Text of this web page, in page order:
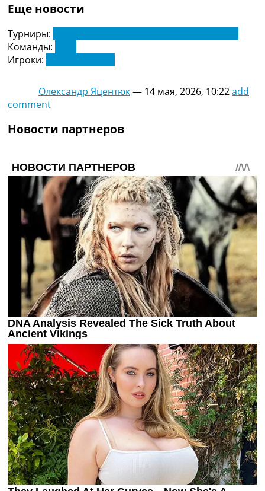
Видео
Трансферы
Новости футбола Украины
Последние комментарии
Конкурс прогнозов
Рейтинги
Турниры
Украина. Первая Лига
Лига Чемпионов
Англия. Премьер Лига
Испания. Ла Лига
Другие Турниры >>>
Таблицы
Таблицы групп Чемпионата Мира
Украина. Премьер-Лига
Украина. Первая Лига
Лига Чемпионов. Таблицы групп
Англия. Премьер-Лига
Испания. Ла Лига
Все таблицы >>>
Рейтинги
Рейтинг стран УЕФА
Рейтинг клубов УЕФА
Рейтинг ФИФА
ТВ программа
Еще новости
Турниры:
Команды:
Игроки:
Олександр Яцентюк— 14 мая, 2026, 10:22add
comment
Новости партнеров